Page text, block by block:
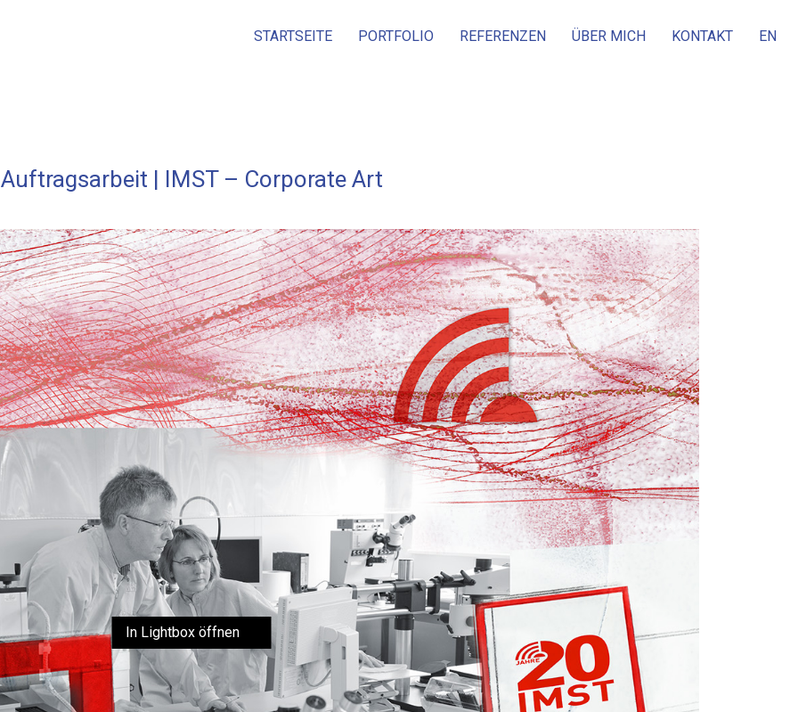
STARTSEITE PORTFOLIO REFERENZEN ÜBER MICH KONTAKT EN
Auftragsarbeit | IMST – Corporate Art
In Lightbox öffnen